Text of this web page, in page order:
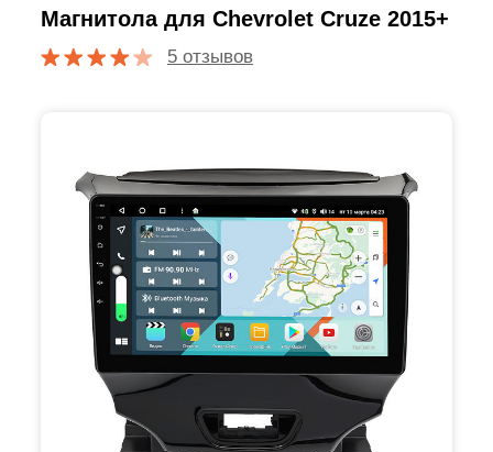
Магнитола для Chevrolet Cruze 2015+
5 отзывов